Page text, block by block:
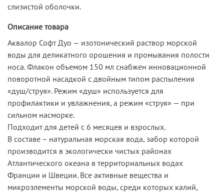
слизистой оболочки.
Описание товара
Аквалор Софт Дуо — изотонический раствор морской
воды для деликатного орошения и промывания полости
носа. Флакон объемом 150 мл снабжен инновационной
поворотной насадкой с двойным типом распыления
«душ/струя». Режим «душ» используется для
профилактики и увлажнения, а режим «струя» — при
сильном насморке.
Подходит для детей с 6 месяцев и взрослых.
В составе – натуральная морская вода, забор которой
производится в экологически чистых районах
Атлантического океана в территориальных водах
Франции и Швеции. Все активные вещества и
микроэлементы морской воды, среди которых калий,